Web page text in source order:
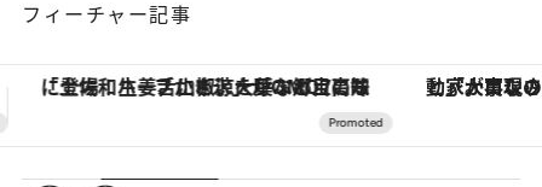
フィーチャー記事
「大事なのは地域の意識を変えること」。ロレックス賞受賞の自然保護活動家が実現させたナイジェリアの自然環境の復活